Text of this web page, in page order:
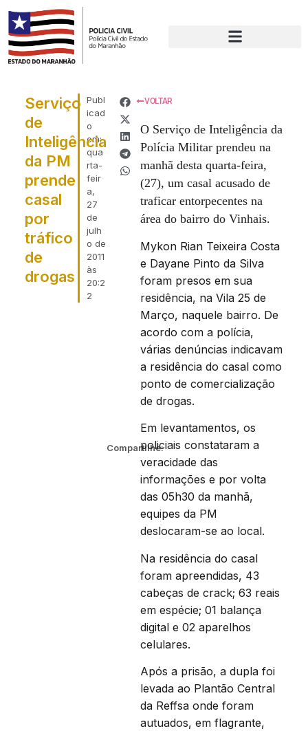
Publ
icad
o
em:
qua
rta-
feir
a,
27
de
julh
o de
2011
às
20:2
2
Compartilhe:
Serviço
de
Inteligência
da PM
prende
casal
por
tráfico
de
drogas
VOLTAR
O Serviço de Inteligência da
Polícia Militar prendeu na
manhã desta quarta-feira,
(27), um casal acusado de
traficar entorpecentes na
área do bairro do Vinhais.
Mykon Rian Teixeira Costa
e Dayane Pinto da Silva
foram presos em sua
residência, na Vila 25 de
Março, naquele bairro. De
acordo com a polícia,
várias denúncias indicavam
a residência do casal como
ponto de comercialização
de drogas.
Em levantamentos, os
policiais constataram a
veracidade das
informações e por volta
das 05h30 da manhã,
equipes da PM
deslocaram-se ao local.
Na residência do casal
foram apreendidas, 43
cabeças de crack; 63 reais
em espécie; 01 balança
digital e 02 aparelhos
celulares.
Após a prisão, a dupla foi
levada ao Plantão Central
da Reffsa onde foram
autuados, em flagrante,